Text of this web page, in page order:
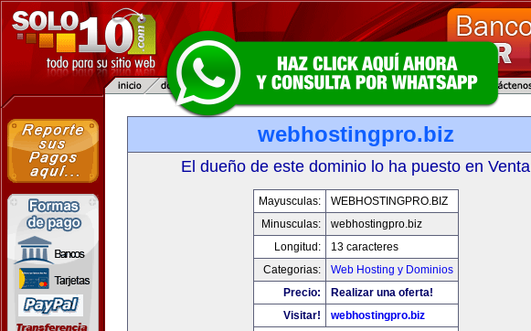
webhostingpro.biz
El dueño de este dominio lo ha puesto en Venta
Mayusculas:
WEBHOSTINGPRO.BIZ
Minusculas:
webhostingpro.biz
Longitud:
13 caracteres
Categorias:
Web Hosting y Dominios
Precio:
Realizar una oferta!
Visitar!
webhostingpro.biz